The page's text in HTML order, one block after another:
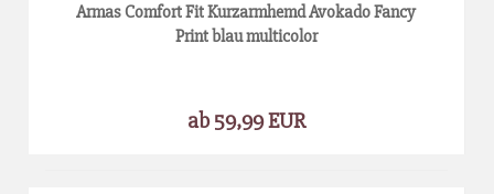
Armas Comfort Fit Kurzarmhemd Avokado Fancy
Print blau multicolor
ab 59,99 EUR